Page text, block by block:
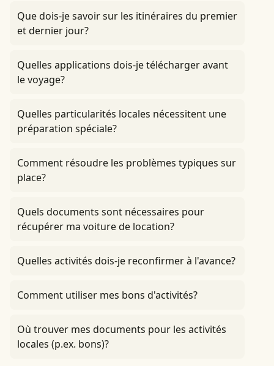
Que dois-je savoir sur les itinéraires du premier
et dernier jour?
Quelles applications dois-je télécharger avant
le voyage?
Quelles particularités locales nécessitent une
préparation spéciale?
Comment résoudre les problèmes typiques sur
place?
Quels documents sont nécessaires pour
récupérer ma voiture de location?
Quelles activités dois-je reconfirmer à l'avance?
Comment utiliser mes bons d'activités?
Où trouver mes documents pour les activités
locales (p.ex. bons)?